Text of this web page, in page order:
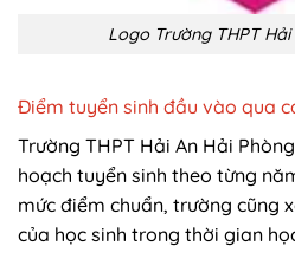
Logo Trường THPT
Điểm tuyển sinh đầu vào qua
Trường THPT Hải An Hải
hoạch tuyển sinh theo từng
mức điểm chuẩn, trường cũng
của học sinh trong thời gian